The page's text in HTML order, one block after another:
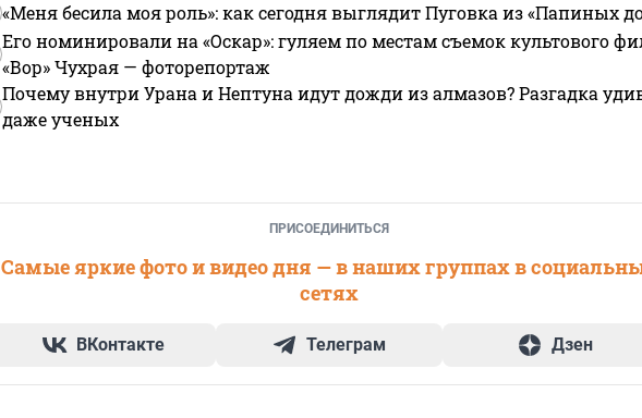
«Меня бесила моя роль»: как сегодня выглядит Пуговка из «Папиных
Его номинировали на «Оскар»: гуляем по местам съемок культового
«Вор» Чухрая — фоторепортаж
Почему внутри Урана и Нептуна идут дожди из алмазов? Разгадка
даже ученых
ПРИСОЕДИНИТЬСЯ
Самые яркие фото и видео дня — в наших группах в
сетях
ВКонтакте Телеграм Дзен